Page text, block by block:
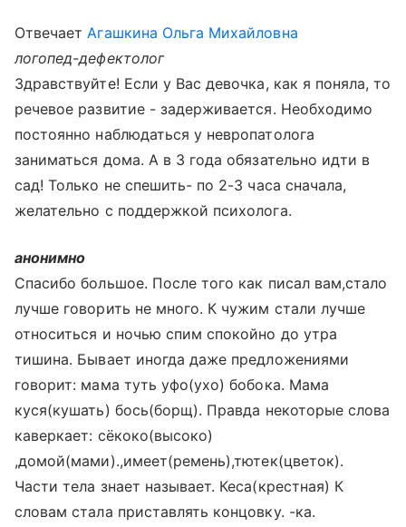
ОтвечаетАгашкина Ольга Михайловна
логопед-дефектолог
Здравствуйте! Если у Вас девочка, как я поняла, то
речевое развитие - задерживается. Необходимо
постоянно наблюдаться у невропатолога
заниматься дома. А в 3 года обязательно идти в
сад! Только не спешить- по 2-3 часа сначала,
желательно с поддержкой психолога.
анонимно
Спасибо большое. После того как писал вам,стало
лучше говорить не много. К чужим стали лучше
относиться и ночью спим спокойно до утра
тишина. Бывает иногда даже предложениями
говорит: мама туть уфо(ухо) бобока. Мама
куся(кушать) бось(борщ). Правда некоторые слова
каверкает: сёкоко(высоко)
,домой(мами).,имеет(ремень),тютек(цветок).
Части тела знает называет. Кеса(крестная) К
словам стала приставлять концовку. -ка.